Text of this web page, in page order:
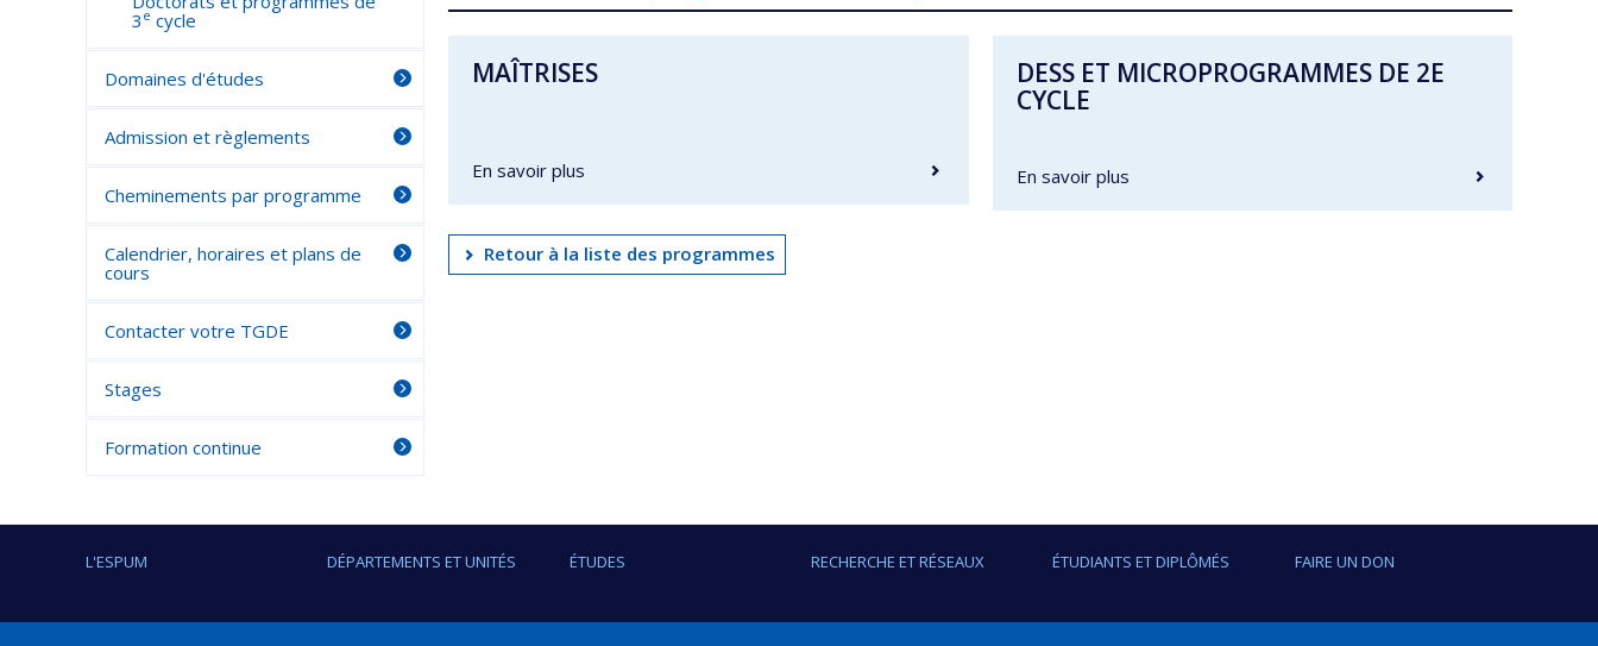
MAÎTRISES
En savoir plus
DESS ET MICROPROGRAMMES DE 2E
CYCLE
En savoir plus
Retour à la liste des programmes
3 e cycle
Domaines d'études
Admission et règlements
Cheminements par programme
Calendrier, horaires et plans de
cours
Contacter votre TGDE
Stages
Formation continue
L'ESPUM DÉPARTEMENTS ET UNITÉS ÉTUDES RECHERCHE ET RÉSEAUX ÉTUDIANTS ET DIPLÔMÉS FAIRE UN DON